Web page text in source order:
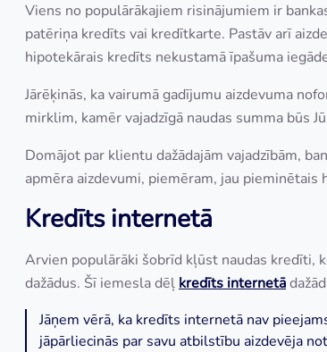
Viens no populārākajiem risinājumiem ir
patēriņa kredīts vai kredītkarte. Pastāv arī
hipotekārais kredīts nekustamā īpašuma
Jārēķinās, ka vairumā gadījumu aizdevuma
mirklim, kamēr vajadzīgā naudas summa būs
Domājot par klientu dažādajām vajadzībām,
apmēra aizdevumi, piemēram, jau pieminētais
Kredīts internetā
Arvien populārāki šobrīd kļūst naudas kredīti,
dažādus. Šī iemesla dēļ kredīts internetā
Jāņem vērā, ka kredīts internetā nav
jāpārliecinās par savu atbilstību aizdevēja